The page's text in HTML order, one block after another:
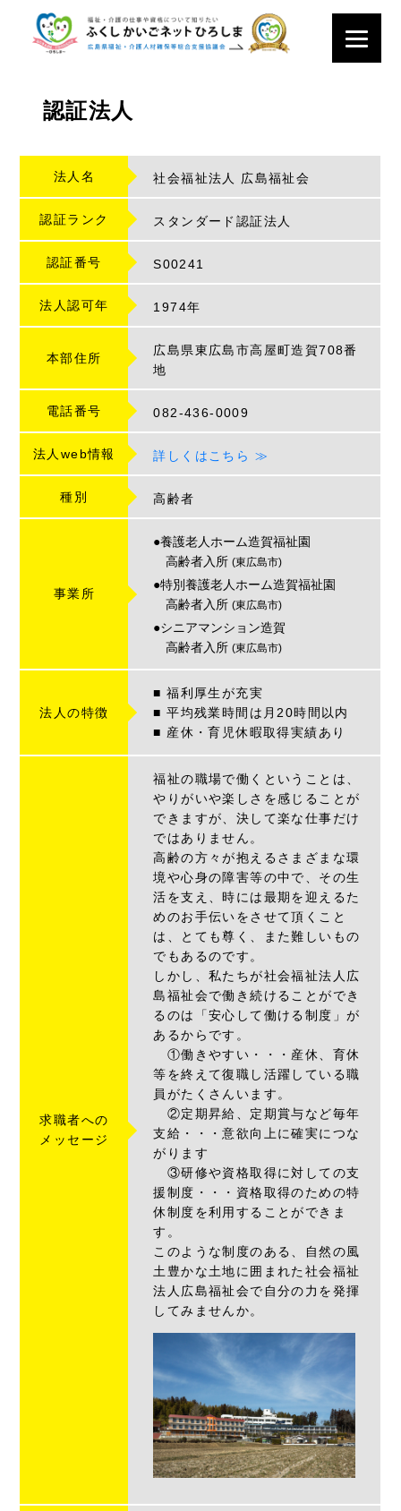
認証法人
法人名 社会福祉法人 広島福祉会
認証ランク スタンダード認証法人
認証番号 S00241
法人認可年 1974年
本部住所
広島県東広島市高屋町造賀708番
地
電話番号 082-436-0009
法人web情報 詳しくはこちら ≫
種別 高齢者
事業所
●養護老人ホーム造賀福祉園
高齢者入所(東広島市)
●特別養護老人ホーム造賀福祉園
高齢者入所(東広島市)
●シニアマンション造賀
高齢者入所(東広島市)
法人の特徴
■ 福利厚生が充実
■ 平均残業時間は月20時間以内
■ 産休・育児休暇取得実績あり
求職者への
メッセージ
福祉の職場で働くということは、
やりがいや楽しさを感じることが
できますが、決して楽な仕事だけ
ではありません。
高齢の方々が抱えるさまざまな環
境や心身の障害等の中で、その生
活を支え、時には最期を迎えるた
めのお手伝いをさせて頂くこと
は、とても尊く、また難しいもの
でもあるのです。
しかし、私たちが社会福祉法人広
島福祉会で働き続けることができ
るのは「安心して働ける制度」が
あるからです。
①働きやすい・・・産休、育休
等を終えて復職し活躍している職
員がたくさんいます。
②定期昇給、定期賞与など毎年
支給・・・意欲向上に確実につな
がります
③研修や資格取得に対しての支
援制度・・・資格取得のための特
休制度を利用することができま
す。
このような制度のある、自然の風
土豊かな土地に囲まれた社会福祉
法人広島福祉会で自分の力を発揮
してみませんか。